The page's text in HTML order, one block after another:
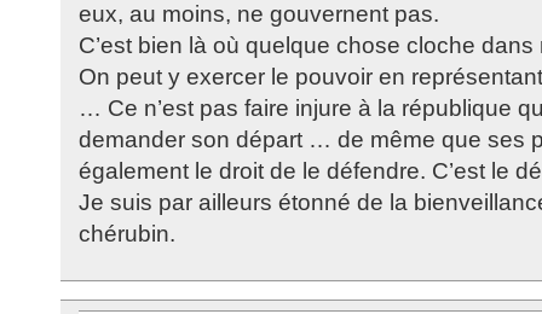
eux, au moins, ne gouvernent pas.
C’est bien là où quelque chose cloche
On peut y exercer le pouvoir en
… Ce n’est pas faire injure à la république
demander son départ … de même que ses
également le droit de le défendre. C’est le
Je suis par ailleurs étonné de la
chérubin.